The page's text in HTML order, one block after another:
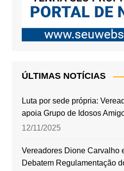
ÚLTIMAS NOTÍCIAS
Luta por sede própria:
apoia Grupo de Idosos
12/11/2025
Vereadores Dione Carvalho
Debatem Regulamentação